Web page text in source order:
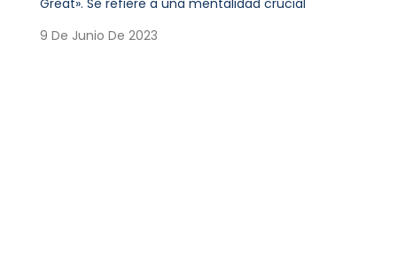
Great». Se refiere a una mentalidad crucial
9 De Junio De 2023